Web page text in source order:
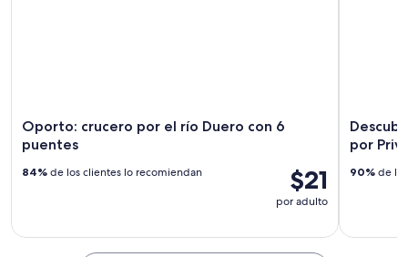
Oporto: crucero por el río Duero con 6
puentes
$21
por adulto
84% de los clientes lo recomiendan
por
90% de